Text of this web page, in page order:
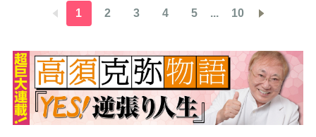
1 2 3 4 5 ... 10